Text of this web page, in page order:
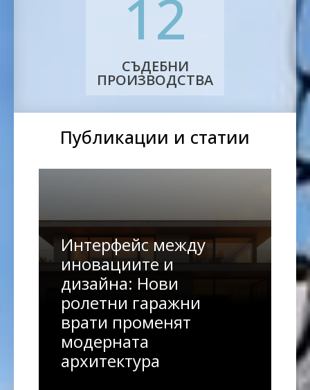
12
СЪДЕБНИ
ПРОИЗВОДСТВА
Публикации и статии
Интерфейс между
иновациите и
дизайна: Нови
ролетни гаражни
врати променят
модерната
архитектура